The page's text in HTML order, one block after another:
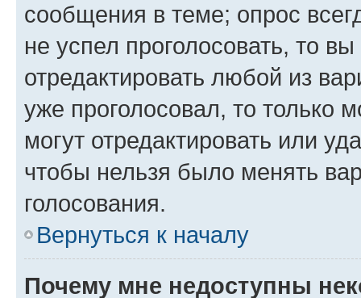
сообщения в теме; опрос
не успел проголосовать, то
отредактировать любой из
уже проголосовал, то только
могут отредактировать или
чтобы нельзя было менять
голосования.
Вернуться к началу
Почему мне недоступны